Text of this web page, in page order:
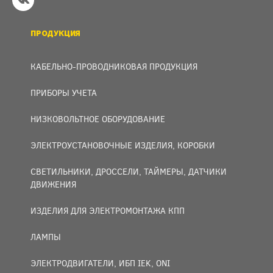
ПРОДУКЦИЯ
КАБЕЛЬНО-ПРОВОДНИКОВАЯ ПРОДУКЦИЯ
ПРИБОРЫ УЧЕТА
НИЗКОВОЛЬТНОЕ ОБОРУДОВАНИЕ
ЭЛЕКТРОУСТАНОВОЧНЫЕ ИЗДЕЛИЯ, КОРОБКИ
СВЕТИЛЬНИКИ, ДРОССЕЛИ, ТАЙМЕРЫ, ДАТЧИКИ
ДВИЖЕНИЯ
ИЗДЕЛИЯ ДЛЯ ЭЛЕКТРОМОНТАЖА КПП
ЛАМПЫ
ЭЛЕКТРОДВИГАТЕЛИ, ИБП IEK, ONI